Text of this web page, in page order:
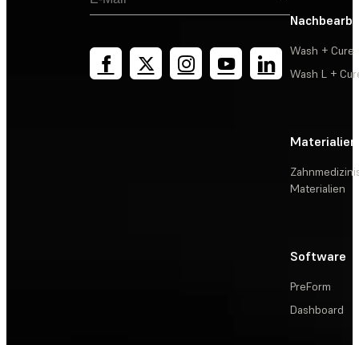
Wash + Cure
Wash L +
Materialien
Materialien
Software
PreForm
Dashboard